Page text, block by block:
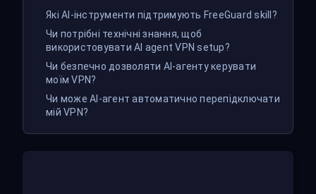
Які AI-інструменти підтримують FreeGuard skill?
Чи потрібні технічні знання, щоб
використовувати AI agent VPN setup?
Чи безпечно дозволяти AI-агенту керувати
моїм VPN?
Чи може AI-агент автоматично перепідключати
мій VPN?